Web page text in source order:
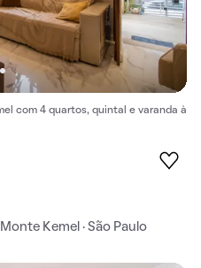
com 4 quartos, quintal e varanda à
Kemel · São Paulo